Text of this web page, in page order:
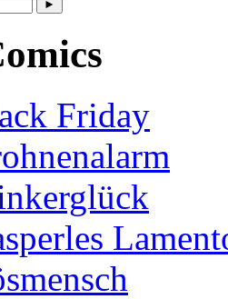
Friday